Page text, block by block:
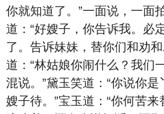
你就知道了。”一面说，一面
道：“好嫂子，你告诉我。必
了。告诉妹妹，替你们和劝
道：“林姑娘你闹什么？我们
混说。”黛玉笑道：“你说你
嫂子待。”宝玉道：“你何苦